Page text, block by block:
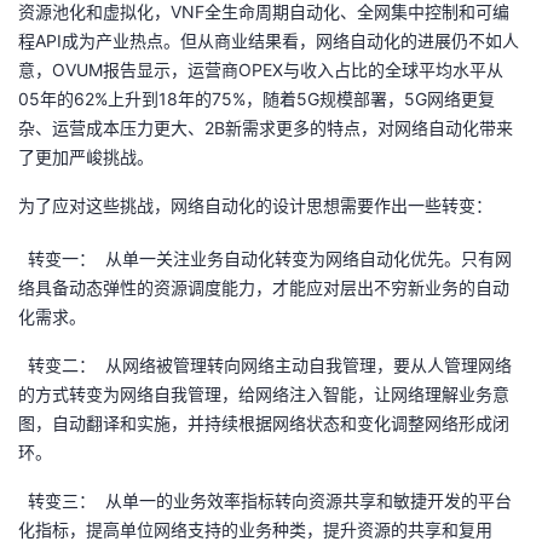
子
直
的
动
我
关
注
程认
证
的
实
验
我
的
收
藏
术
支
持
云
声
建
议
资源池化和虚拟化，VNF全生命周期自动化、全网集中控制和可编
程API成为产业热点。但从商业结果看，网络自动化的进展仍不如人
意，OVUM报告显示，运营商OPEX与收入占比的全球平均水平从
05年的62%上升到18年的75%，随着5G规模部署，5G网络更复
杂、运营成本压力更大、2B新需求更多的特点，对网络自动化带来
了更加严峻挑战。
为了应对这些挑战，网络自动化的设计思想需要作出一些转变：
转变一： 从单一关注业务自动化转变为网络自动化优先。只有网
络具备动态弹性的资源调度能力，才能应对层出不穷新业务的自动
化需求。
转变二： 从网络被管理转向网络主动自我管理，要从人管理网络
的方式转变为网络自我管理，给网络注入智能，让网络理解业务意
图，自动翻译和实施，并持续根据网络状态和变化调整网络形成闭
环。
转变三： 从单一的业务效率指标转向资源共享和敏捷开发的平台
化指标，提高单位网络支持的业务种类，提升资源的共享和复用